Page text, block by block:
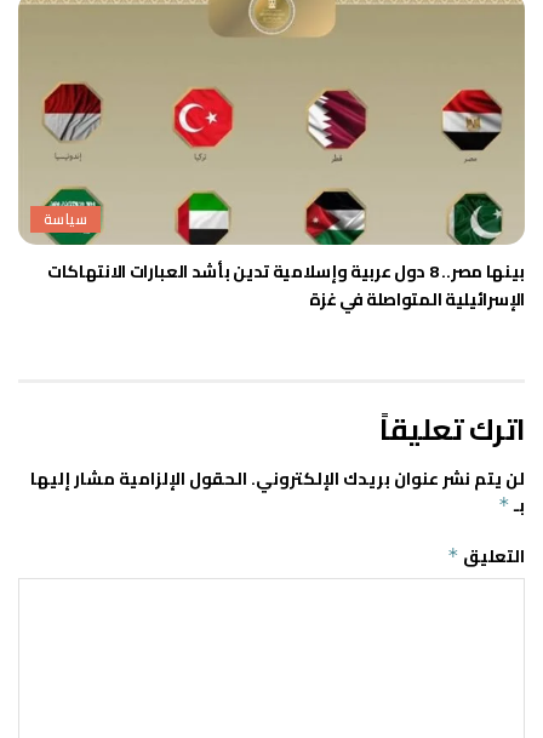
سياسة
بينها مصر.. 8 دول عربية وإسلامية تدين بأشد العبارات الانتهاكات
الإسرائيلية المتواصلة في غزة
اترك تعليقاً
لن يتم نشر عنوان بريدك الإلكتروني.الحقول الإلزامية مشار إليها
بـ *
التعليق *